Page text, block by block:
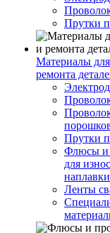
Прутки
Материалы
ремонта
Прутки
Флюсы и
для
наплавки
Ленты